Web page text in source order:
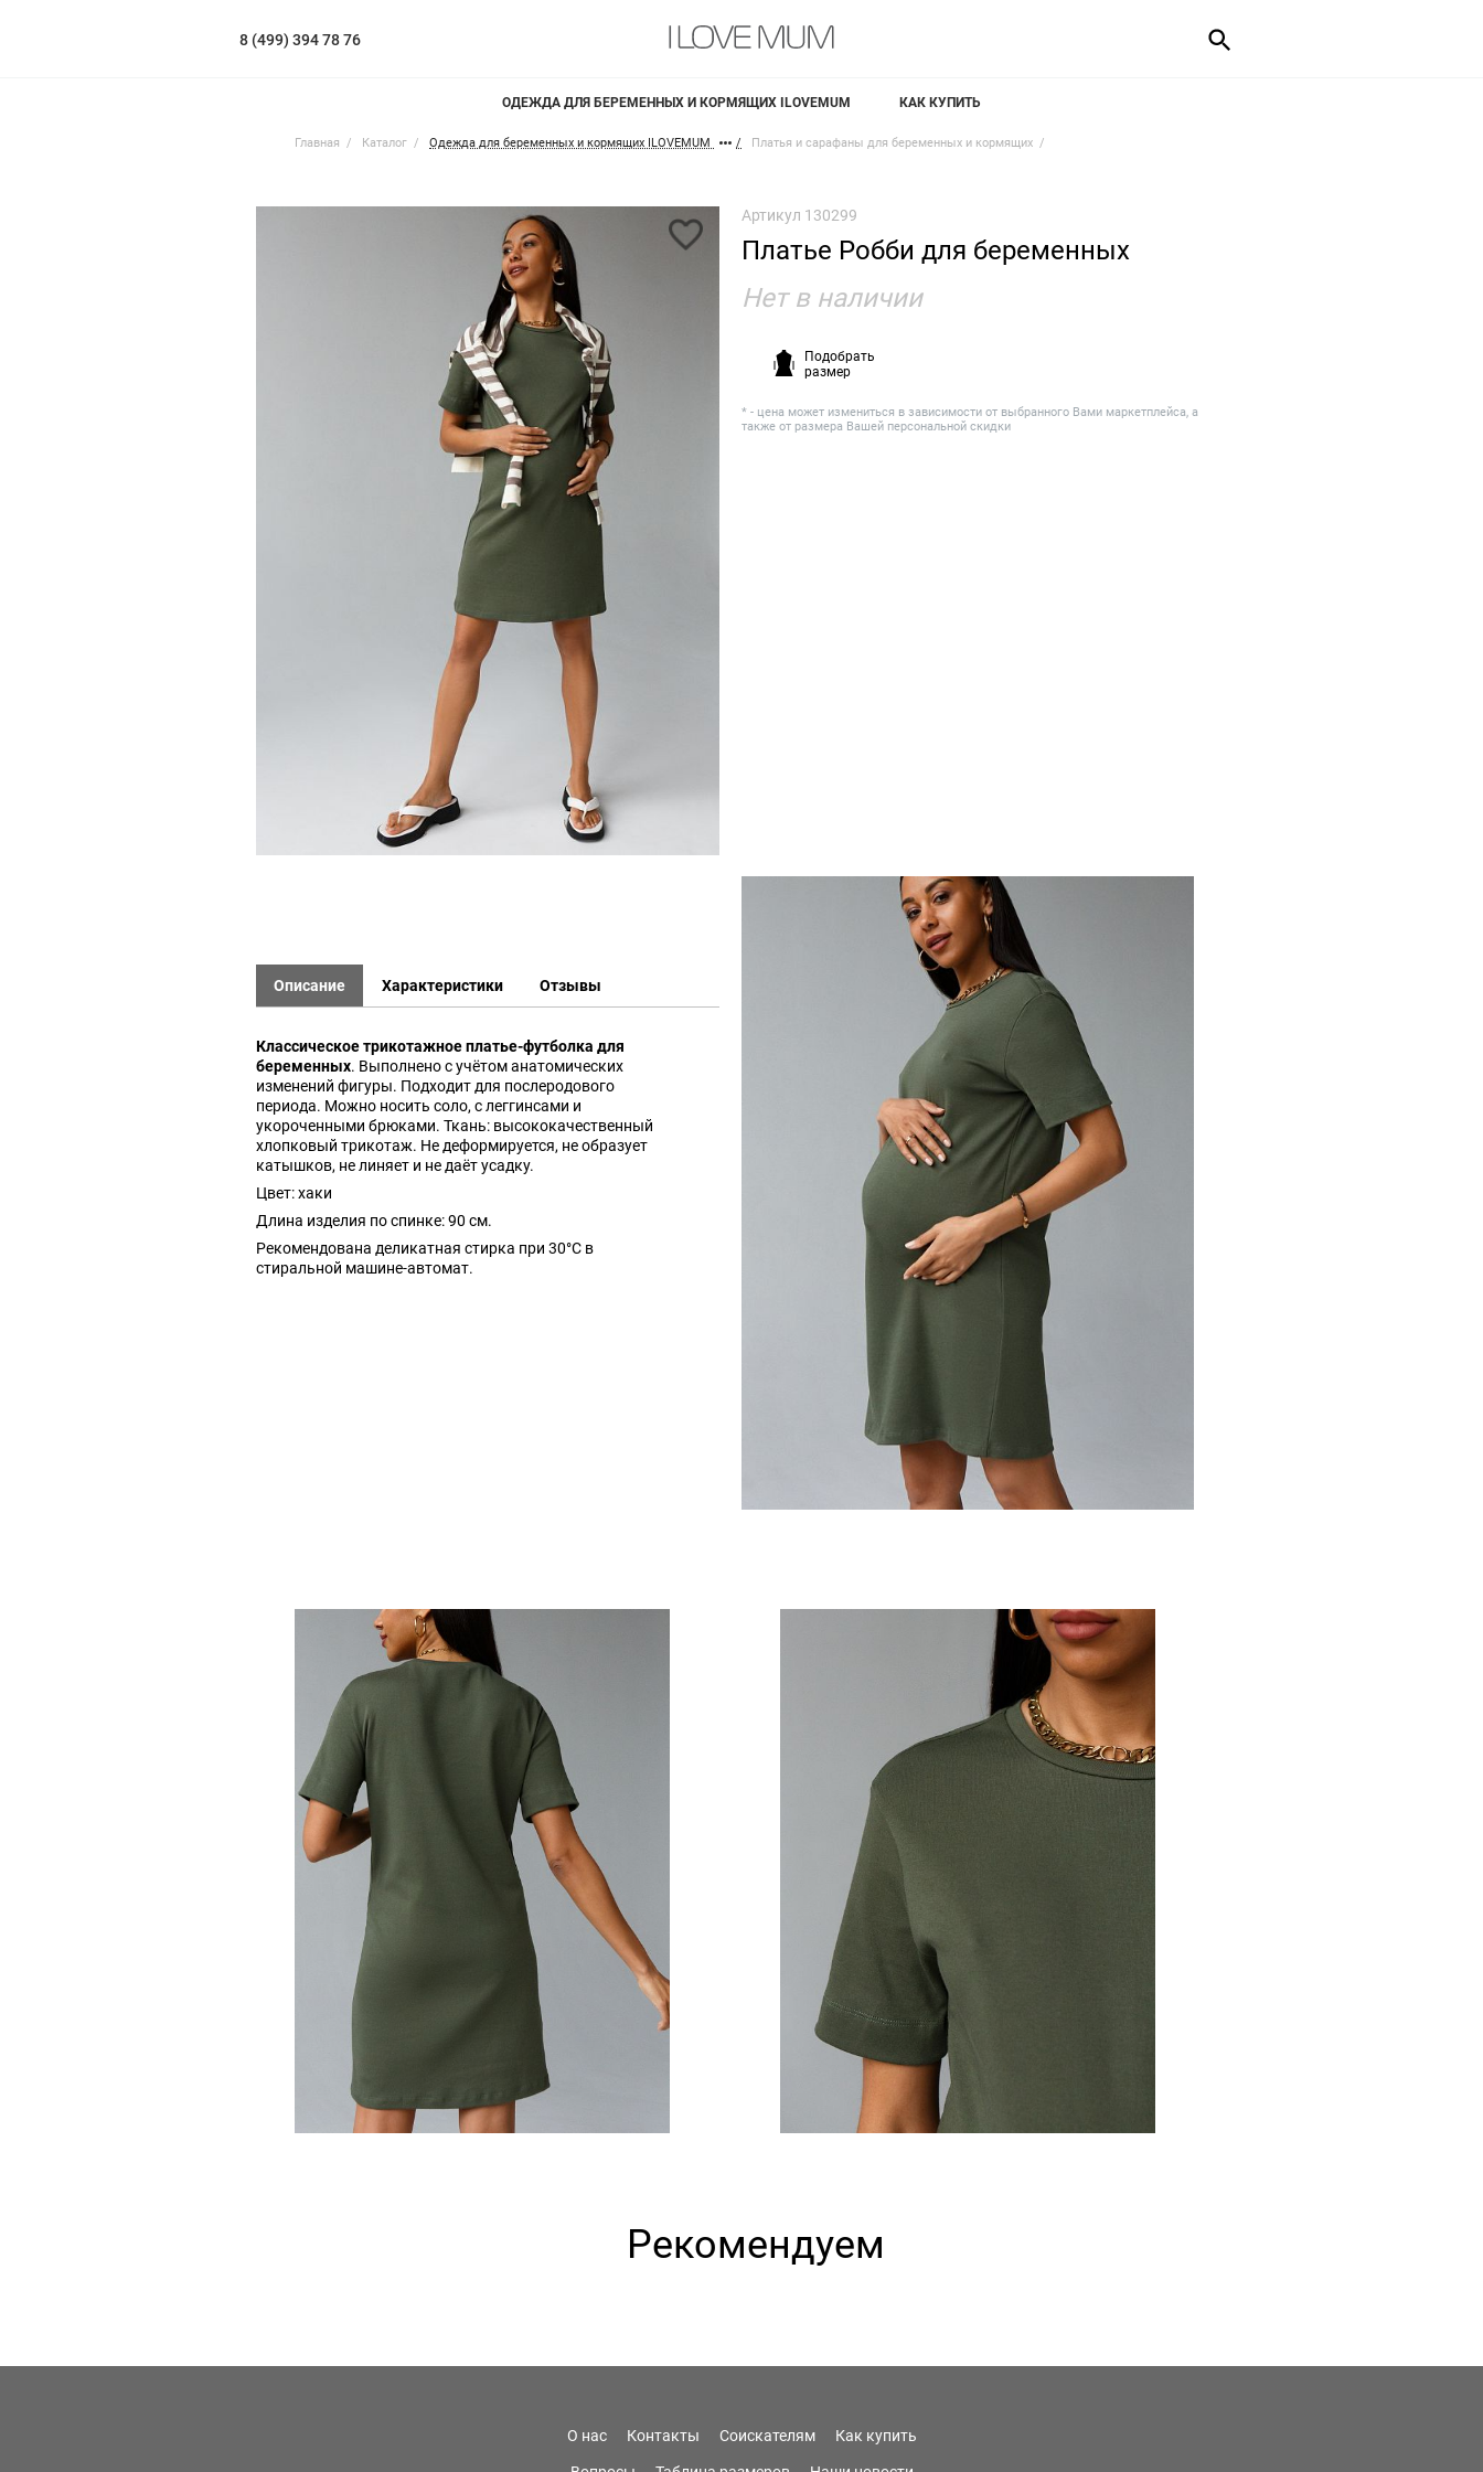
8 (499) 394 78 76
ОДЕЖДА ДЛЯ БЕРЕМЕННЫХ И КОРМЯЩИХ ILOVEMUM КАК КУПИТЬ
Главная Каталог Одежда для беременных и кормящих ILOVEMUM Платья и сарафаны для беременных и кормящих
Артикул 130299
Платье Робби для беременных
Нет в наличии
Подобрать
размер
* - цена может измениться в зависимости от выбранного Вами маркетплейса, а
также от размера Вашей персональной скидки
Описание Характеристики Отзывы
Классическое трикотажное платье-футболка для
беременных. Выполнено с учётом анатомических
изменений фигуры. Подходит для послеродового
периода. Можно носить соло, с леггинсами и
укороченными брюками. Ткань: высококачественный
хлопковый трикотаж. Не деформируется, не образует
катышков, не линяет и не даёт усадку.
Цвет: хаки
Длина изделия по спинке: 90 см.
Рекомендована деликатная стирка при 30°С в
стиральной машине-автомат.
Рекомендуем
О нас Контакты Соискателям Как купить